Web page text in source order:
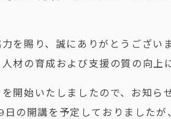
を賜り、誠にありがとうございま
材の育成および支援の質の向上
開始いたしましたので、お知ら
の開講を予定しておりましたが